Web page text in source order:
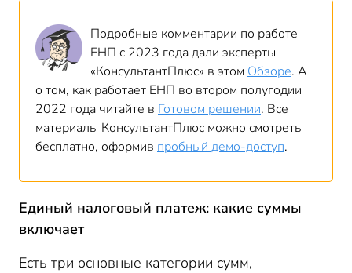
Подробные комментарии по работе
ЕНП с 2023 года дали эксперты
«КонсультантПлюс» в этом Обзоре. А
о том, как работает ЕНП во втором полугодии
2022 года читайте в Готовом решении. Все
материалы КонсультантПлюс можно смотреть
бесплатно, оформив пробный демо-доступ.
Единый налоговый платеж: какие суммы
включает
Есть три основные категории сумм,